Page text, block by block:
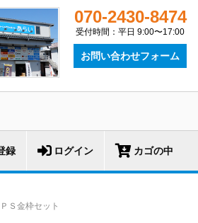
070-2430-8474
受付時間：平日 9:00〜17:00
お問い合わせフォーム
録 ログイン カゴの中
Ｓ金枠セット